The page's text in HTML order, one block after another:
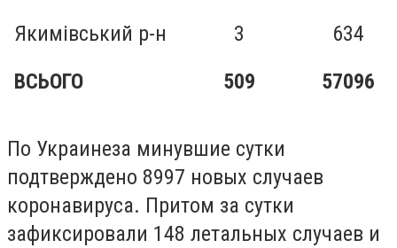
Якимівський р-н
3
634
ВСЬОГО
509 57096
По Украинеза минувшие сутки
подтверждено 8997 новых случаев
коронавируса. Притом за сутки
зафиксировали 148 летальных случаев и